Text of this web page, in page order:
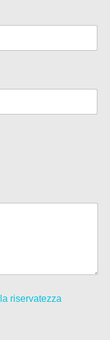
riservatezza